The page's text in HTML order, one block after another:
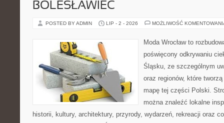
BOLESŁAWIEC
POSTED BY ADMIN LIP - 2 - 2026 MOŻLIWOŚĆ
Moda Wrocław to
poświęcony odkrywaniu
Śląsku, ze szczególnym
oraz regionów, które
mapę tej części Polski.
można znaleźć lokalne
historii, kultury, architektury, przyrody, wydarzeń, rekreacji oraz